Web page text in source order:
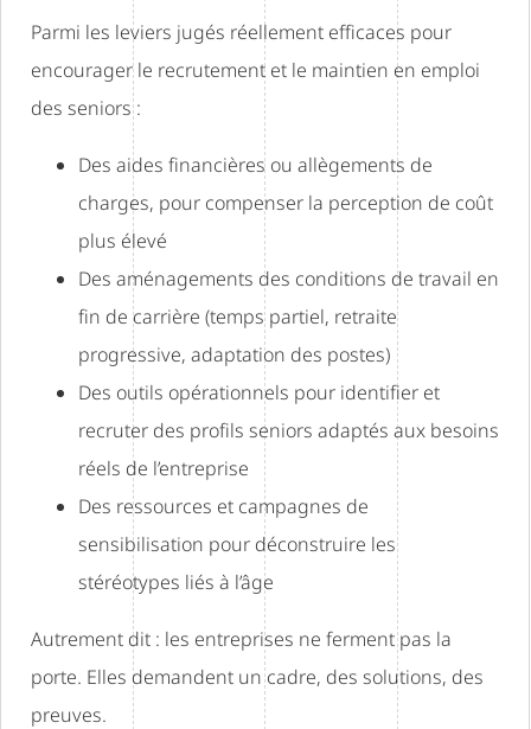
Parmi les leviers jugés réellement efficaces pour
encourager le recrutement et le maintien en emploi
des seniors :
Des aides financières ou allègements de
charges, pour compenser la perception de coût
plus élevé
Des aménagements des conditions de travail en
fin de carrière (temps partiel, retraite
progressive, adaptation des postes)
Des outils opérationnels pour identifier et
recruter des profils seniors adaptés aux besoins
réels de l’entreprise
Des ressources et campagnes de
sensibilisation pour déconstruire les
stéréotypes liés à l’âge
Autrement dit : les entreprises ne ferment pas la
porte. Elles demandent un cadre, des solutions, des
preuves.